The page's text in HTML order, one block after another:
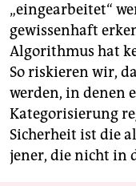
„eingearbeitet“
gewissenhaft
Algorithmus hat
So riskieren wir,
werden, in denen
Kategorisierung
Sicherheit ist die
jener, die nicht in